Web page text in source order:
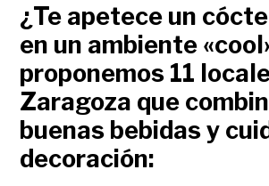
¿Te apetece un
en un ambiente
proponemos 11
Zaragoza que
buenas bebidas y
decoración: